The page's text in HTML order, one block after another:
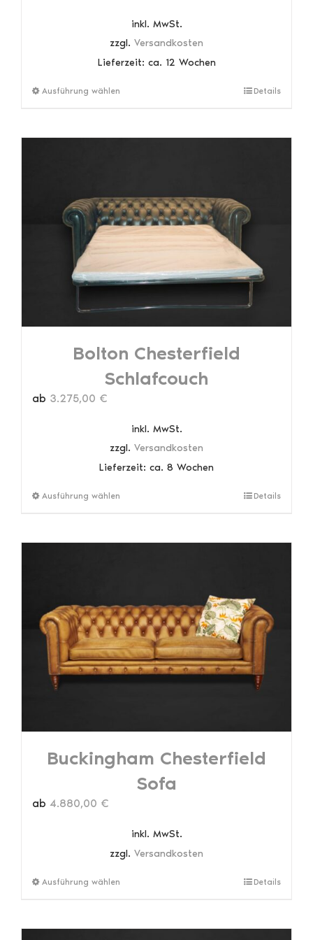
inkl. MwSt.
zzgl. Versandkosten
Lieferzeit: ca. 12 Wochen
Ausführung wählen
mehrere
Optionen
können
auf
der
Produktseite
gewählt
Details
Bolton Chesterfield
Schlafcouch
ab 3.275,00 €
inkl. MwSt.
zzgl. Versandkosten
Lieferzeit: ca. 8 Wochen
Ausführung wählen
mehrere
Optionen
können
auf
der
Produktseite
Details
Buckingham Chesterfield
Sofa
ab 4.880,00 €
inkl. MwSt.
zzgl. Versandkosten
Ausführung wählen
mehrere
Details